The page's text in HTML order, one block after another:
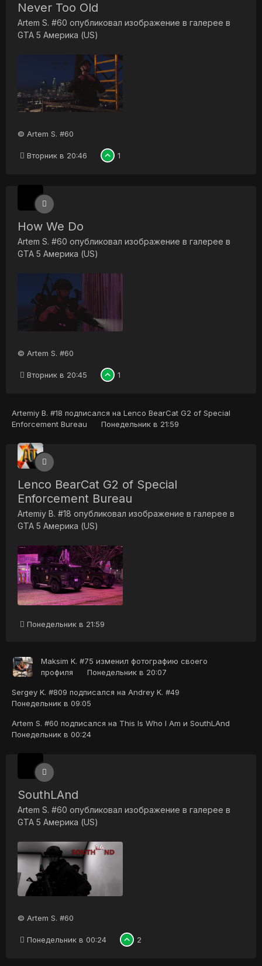
Never Too Old
Artem S. #60 опубликовал изображение в галерее в
GTA 5 Америка (US)
© Artem S. #60
Вторник в 20:46 1
How We Do
Artem S. #60 опубликовал изображение в галерее в
GTA 5 Америка (US)
© Artem S. #60
Вторник в 20:45 1
Artemiy B. #18 подписался на Lenco BearCat G2 of Special
Enforcement Bureau
Понедельник в 21:59
Lenco BearCat G2 of Special
Enforcement Bureau
Artemiy B. #18 опубликовал изображение в галерее в
GTA 5 Америка (US)
Понедельник в 21:59
Maksim K. #75 изменил фотографию своего
профиля
Понедельник в 20:07
Sergey K. #809 подписался на Andrey K. #49
Понедельник в 09:05
Artem S. #60 подписался на This Is Who I Am и SouthLAnd
Понедельник в 00:24
SouthLAnd
Artem S. #60 опубликовал изображение в галерее в
GTA 5 Америка (US)
© Artem S. #60
Понедельник в 00:24 2